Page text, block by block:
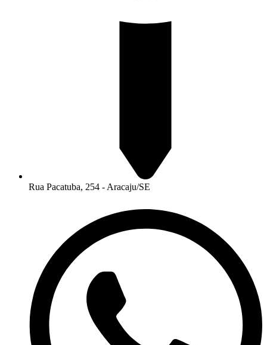
Rua Pacatuba, 254 - Aracaju/SE